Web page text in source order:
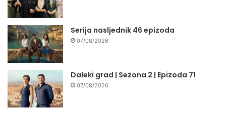
Serija nasljednik 46 epizoda
07/08/2026
Daleki grad | Sezona 2 | Epizoda 71
07/08/2026